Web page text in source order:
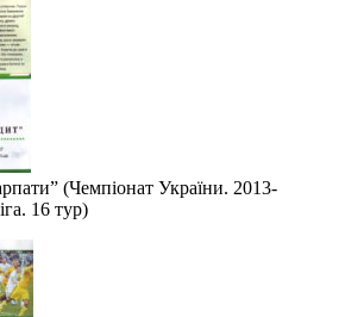
(Чемпіонат України. 2013-
16 тур)